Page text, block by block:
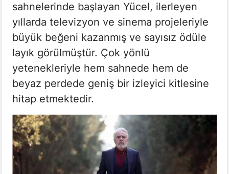
sahnelerinde başlayan Yücel, ilerleyen
yıllarda televizyon ve sinema projeleriyle
büyük beğeni kazanmış ve sayısız ödüle
layık görülmüştür. Çok yönlü
yetenekleriyle hem sahnede hem de
beyaz perdede geniş bir izleyici kitlesine
hitap etmektedir.